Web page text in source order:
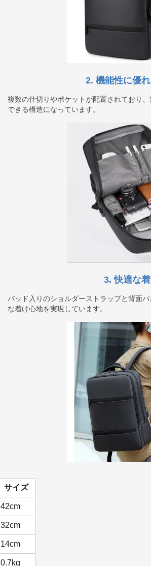
2. 機能性に優
複数の仕切りやポケットが配置されており
できる構造になっています。
3. 快適な
パッド入りのショルダーストラップと背面
な着け心地を実現しています。
サイズ
42cm
32cm
14cm
0.7kg